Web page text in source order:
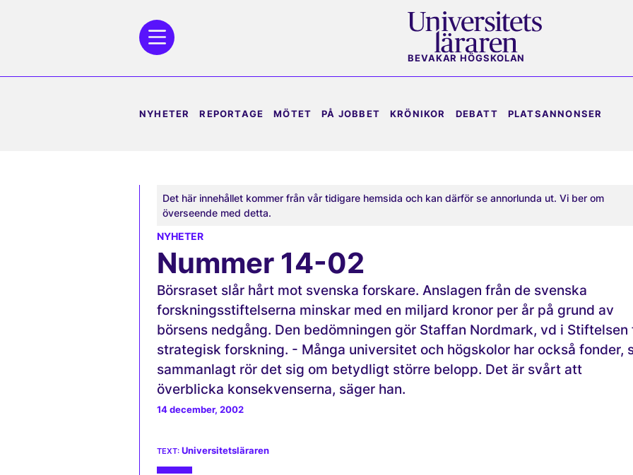
BEVAKAR HÖGSKOLAN
NYHETER REPORTAGE MÖTET PÅ JOBBET KRÖNIKOR DEBATT PLATSANNONSER
Det här innehållet kommer från vår tidigare hemsida och kan därför se annorlunda ut. Vi ber om
överseende med detta.
NYHETER
Nummer 14-02
Börsraset slår hårt mot svenska forskare. Anslagen från de svenska
forskningsstiftelserna minskar med en miljard kronor per år på grund av
börsens nedgång. Den bedömningen gör Staffan Nordmark, vd i Stiftelsen
strategisk forskning. - Många universitet och högskolor har också fonder,
sammanlagt rör det sig om betydligt större belopp. Det är svårt att
överblicka konsekvenserna, säger han.
14 december, 2002
Universitetsläraren